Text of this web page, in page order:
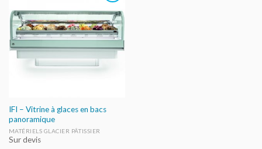
AJOUTER
AU DEVIS
IFI – Vitrine à glaces en bacs
panoramique
MATÉRIELS GLACIER PÂTISSIER
Sur devis